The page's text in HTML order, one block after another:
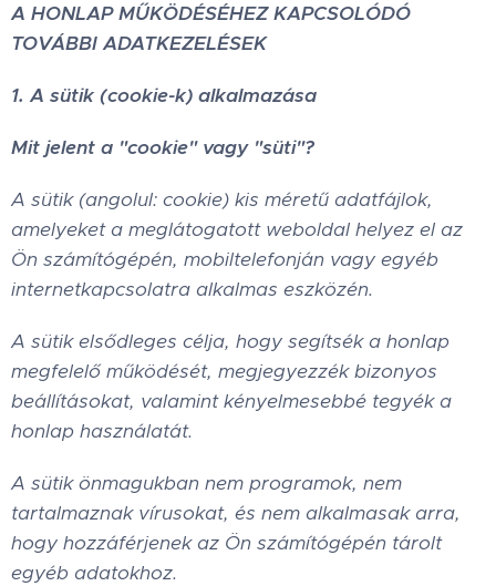
A HONLAP MŰKÖDÉSÉHEZ KAPCSOLÓDÓ
TOVÁBBI ADATKEZELÉSEK
1. A sütik (cookie-k) alkalmazása
Mit jelent a "cookie" vagy "süti"?
A sütik (angolul: cookie) kis méretű adatfájlok,
amelyeket a meglátogatott weboldal helyez el az
Ön számítógépén, mobiltelefonján vagy egyéb
internetkapcsolatra alkalmas eszközén.
A sütik elsődleges célja, hogy segítsék a honlap
megfelelő működését, megjegyezzék bizonyos
beállításokat, valamint kényelmesebbé tegyék a
honlap használatát.
A sütik önmagukban nem programok, nem
tartalmaznak vírusokat, és nem alkalmasak arra,
hogy hozzáférjenek az Ön számítógépén tárolt
egyéb adatokhoz.